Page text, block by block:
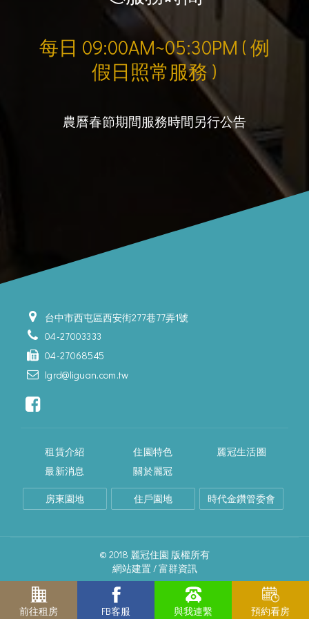
每日 09:00AM~05:30PM ( 例
假日照常服務 )
農曆春節期間服務時間另行公告
台中市西屯區西安街277巷77弄1號
04-27003333
04-27068545
lgrd@liguan.com.tw
租賃介紹 住園特色
麗冠生活圈
最新消息
關於麗冠
房東園地 住戶園地 時代金鑽管委會
© 2018 麗冠住園 版權所有
網站建置 /富群資訊
前往租房 FB客服 與我連繫 預約看房